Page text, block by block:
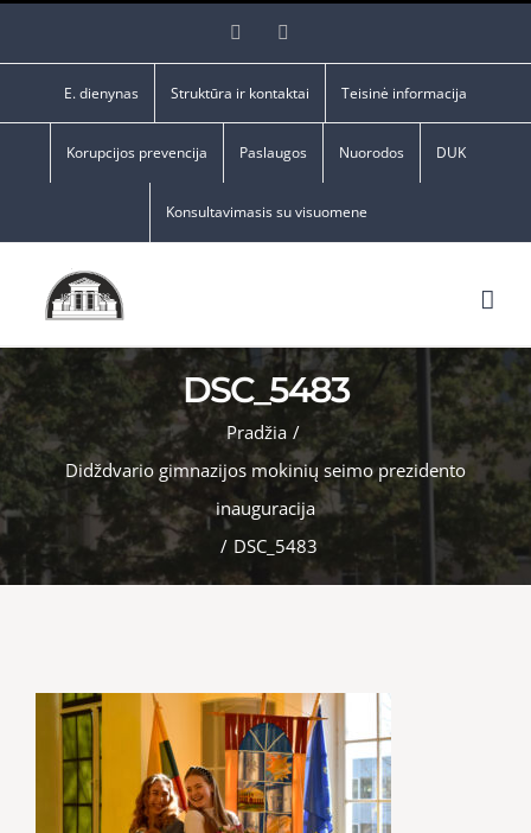
Facebook
E. dienynas Struktūra ir kontaktai Teisinė informacija
Korupcijos prevencija Paslaugos Nuorodos DUK
Konsultavimasis su visuomene
DSC_5483
Pradžia /
Didždvario gimnazijos mokinių seimo prezidento
inauguracija
/ DSC_5483